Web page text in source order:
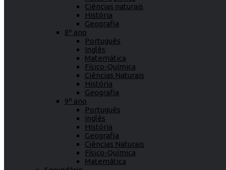
Ciências naturais
História
Geografia
8º ano
Português
Inglês
Matemática
Físico-Química
Ciências Naturais
História
Geografia
9º ano
Português
Inglês
História
Geografia
Ciências Naturais
Físico-Química
Matemática